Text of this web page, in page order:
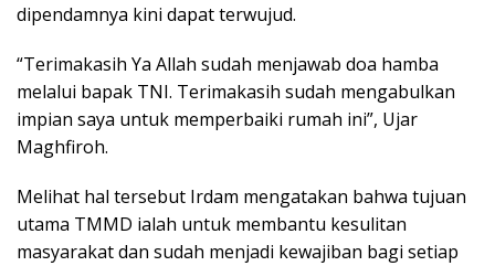
dipendamnya kini dapat terwujud.
“Terimakasih Ya Allah sudah menjawab doa hamba
melalui bapak TNI. Terimakasih sudah mengabulkan
impian saya untuk memperbaiki rumah ini”, Ujar
Maghfiroh.
Melihat hal tersebut Irdam mengatakan bahwa tujuan
utama TMMD ialah untuk membantu kesulitan
masyarakat dan sudah menjadi kewajiban bagi setiap